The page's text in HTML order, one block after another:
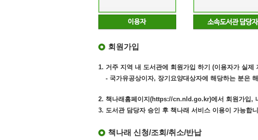
회원가입
1. 거주 지역 내 도서관에 회원가입 하기 (이용자가 실제
- 국가유공상이자, 장기요양대상자에 해당하는 분은
2. 책나래홈페이지(https://cn.nld.go.kr)에서 회원가입,
3. 도서관 담당자 승인 후 책나래 서비스 이용이 가능합
책나래 신청/조회/취소/반납